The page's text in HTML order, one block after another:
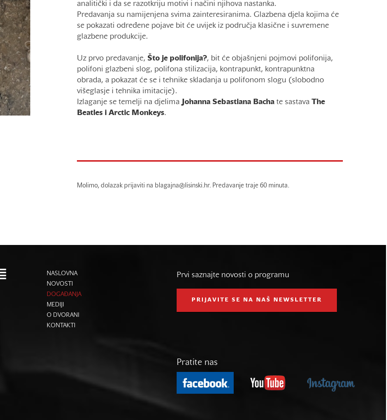
analitički i da se razotkriju motivi i načini njihova nastanka.
Predavanja su namijenjena svima zainteresiranima. Glazbena djela kojima će
se pokazati određene pojave bit će uvijek iz područja klasične i suvremene
glazbene produkcije.
Uz prvo predavanje, Što je polifonija?, bit će objašnjeni pojmovi polifonija,
polifoni glazbeni slog, polifona stilizacija, kontrapunkt, kontrapunktna
obrada, a pokazat će se i tehnike skladanja u polifonom slogu (slobodno
višeglasje i tehnika imitacije).
Izlaganje se temelji na djelima Johanna Sebastiana Bacha te sastava
The
Beatles iArctic Monkeys.
Molimo, dolazak prijaviti na blagajna@lisinski.hr. Predavanje traje 60 minuta.
NASLOVNA
NOVOSTI
DOGAĐANJA
MEDIJI
O DVORANI
KONTAKTI
Prvi saznajte novosti o programu
PRIJAVITE SE NA NAŠ NEWSLETTER
Pratite nas